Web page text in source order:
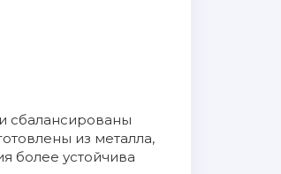
сбалансированы
из металла,
более устойчива